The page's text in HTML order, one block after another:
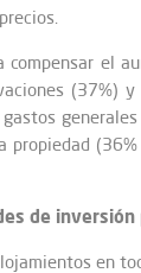
el
(37%)
de
en